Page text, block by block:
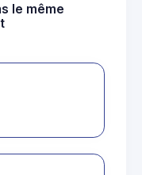
le même